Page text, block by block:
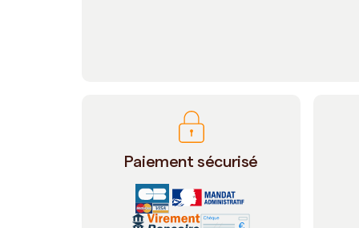
Paiement sécurisé